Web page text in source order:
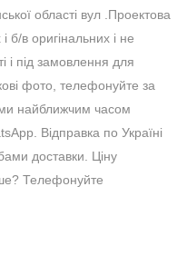
області вул .Проектова
б/в оригінальних і не
і під замовлення для
фото, телефонуйте за
найближчим часом
Відправка по Україні
доставки. Ціну
Телефонуйте